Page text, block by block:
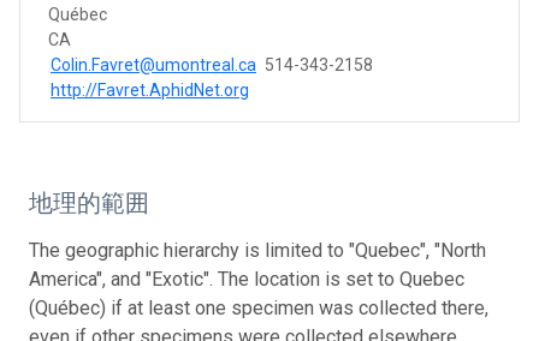
Québec
CA
Colin.Favret@umontreal.ca 514-343-2158
http://Favret.AphidNet.org
地理的範囲
The geographic hierarchy is limited to "Quebec", "North
America", and "Exotic". The location is set to Quebec
(Québec) if at least one specimen was collected there,